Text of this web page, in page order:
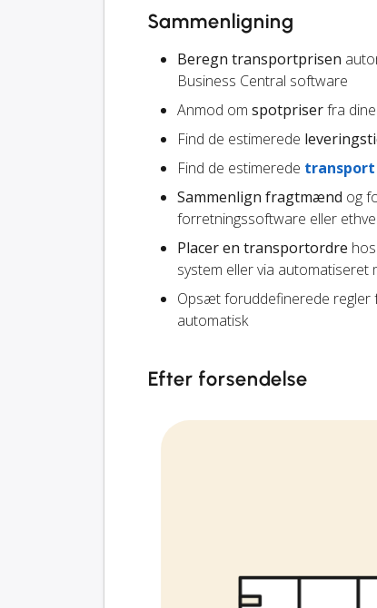
Sammenligning
Beregn transportprisen
Business Central software
Anmod om spotpriserfra
Find de estimerede
Find de estimerede transport
Sammenlign fragtmænd og
forretningssoftware eller
Placer en transportordre
system eller via automatiseret
Opsæt foruddefinerede regler
automatisk
Efter forsendelse